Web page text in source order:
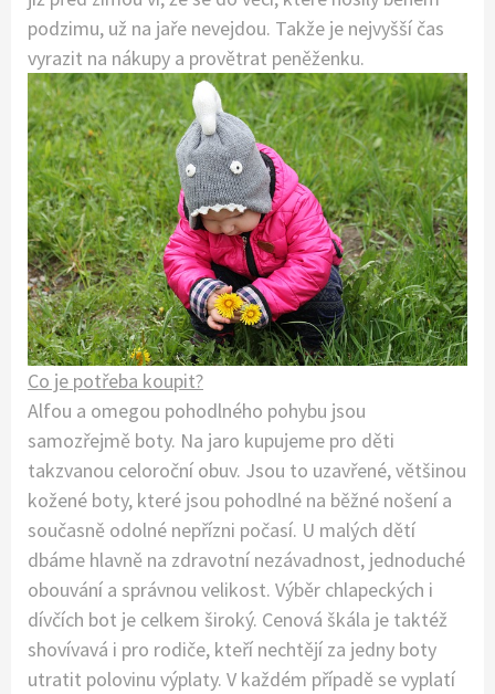
podzimu, už na jaře nevejdou. Takže je nejvyšší čas
vyrazit na nákupy a provětrat peněženku.
Co je potřeba koupit?
Alfou a omegou pohodlného pohybu jsou
samozřejmě boty. Na jaro kupujeme pro děti
takzvanou celoroční obuv. Jsou to uzavřené, většinou
kožené boty, které jsou pohodlné na běžné nošení a
současně odolné nepřízni počasí. U malých dětí
dbáme hlavně na zdravotní nezávadnost, jednoduché
obouvání a správnou velikost. Výběr chlapeckých i
dívčích bot je celkem široký. Cenová škála je taktéž
shovívavá i pro rodiče, kteří nechtějí za jedny boty
utratit polovinu výplaty. V každém případě se vyplatí